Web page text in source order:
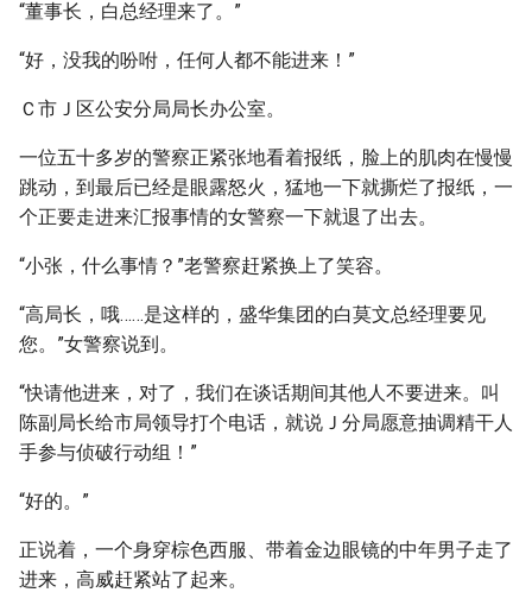
“董事长，白总经理来了。”
“好，没我的吩咐，任何人都不能进来！”
Ｃ市Ｊ区公安分局局长办公室。
一位五十多岁的警察正紧张地看着报纸，脸上的肌肉在慢慢
跳动，到最后已经是眼露怒火，猛地一下就撕烂了报纸，一
个正要走进来汇报事情的女警察一下就退了出去。
“小张，什么事情？”老警察赶紧换上了笑容。
“高局长，哦……是这样的，盛华集团的白莫文总经理要见
您。”女警察说到。
“快请他进来，对了，我们在谈话期间其他人不要进来。叫
陈副局长给市局领导打个电话，就说Ｊ分局愿意抽调精干人
手参与侦破行动组！”
“好的。”
正说着，一个身穿棕色西服、带着金边眼镜的中年男子走了
进来，高威赶紧站了起来。